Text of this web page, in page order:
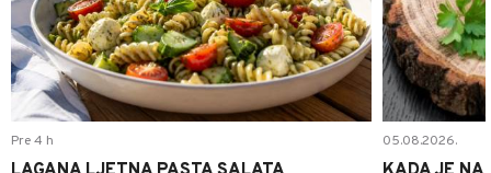
Pre 4 h 05.08.2026.